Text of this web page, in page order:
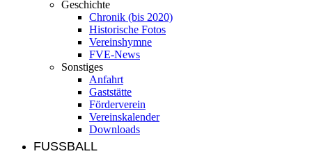
Geschichte
Chronik (bis 2020)
Historische Fotos
Vereinshymne
FVE-News
Sonstiges
Anfahrt
Gaststätte
Förderverein
Vereinskalender
Downloads
FUSSBALL